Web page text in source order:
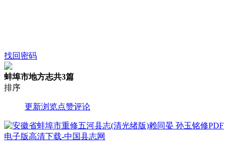
找回密码
蚌埠市地方志共3篇
排序
更新浏览点赞评论